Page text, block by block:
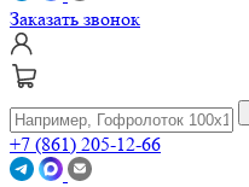
Заказать звонок
+7 (861) 205-12-66